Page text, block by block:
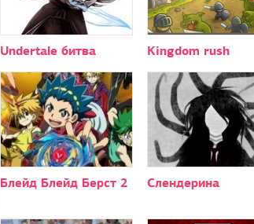
Undertale битва Kingdom rush
Блейд Блейд Берст 2 Слендерина